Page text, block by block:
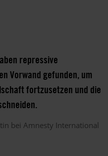
repressive
Vorwand gefunden, um
fortzusetzen und die
bei Amnesty International